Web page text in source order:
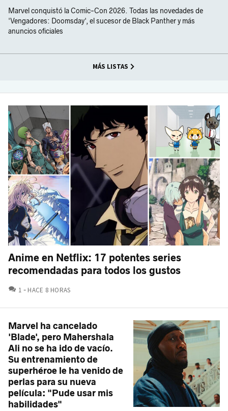
Marvel conquistó la Comic-Con 2026. Todas las novedades de
'Vengadores: Doomsday', el sucesor de Black Panther y más
anuncios oficiales
MÁS LISTAS
Anime en Netflix: 17 potentes series
recomendadas para todos los gustos
1 COMENTARIOS
HACE 8 HORAS
Marvel ha cancelado
'Blade', pero Mahershala
Ali no se ha ido de vacío.
Su entrenamiento de
superhéroe le ha venido de
perlas para su nueva
película: "Pude usar mis
habilidades"